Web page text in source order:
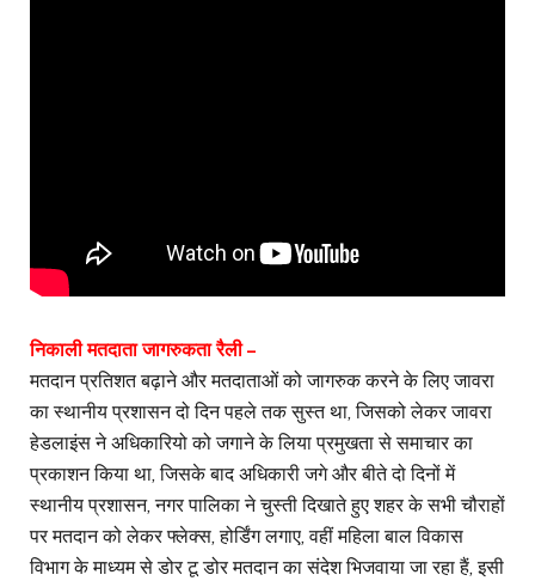
निकाली मतदाता जागरुकता रैली –
मतदान प्रतिशत बढ़ाने और मतदाताओं को जागरुक करने के लिए जावरा
का स्थानीय प्रशासन दो दिन पहले तक सुस्त था, जिसको लेकर जावरा
हेडलाइंस ने अधिकारियो को जगाने के लिया प्रमुखता से समाचार का
प्रकाशन किया था, जिसके बाद अधिकारी जगे और बीते दो दिनों में
स्थानीय प्रशासन, नगर पालिका ने चुस्ती दिखाते हुए शहर के सभी चौराहों
पर मतदान को लेकर फ्लेक्स, होर्डिंग लगाए, वहीं महिला बाल विकास
विभाग के माध्यम से डोर टू डोर मतदान का संदेश भिजवाया जा रहा हैं, इसी